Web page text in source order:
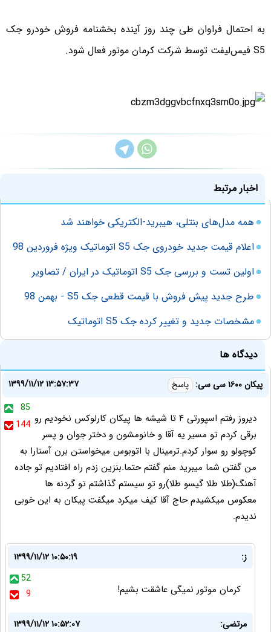
به احتمال فراوان طی چند روز آینده بخشنامه فروش خودرو جک
S5 فیس‌لیفت توسط شرکت کرمان موتور فعال شود.
اخبار مرتبط
همه مدل‌های بنتلی، هیبرید-الکتریکی خواهند شد
اعلام قیمت جدید خودروی جک S5 اتوماتیک ویژه فروردین 98
اولین تست و بررسی جک S5 اتوماتیک در ایران / تصاویر
طرح جدید پیش فروش با قیمت قطعی جک S5 - بهمن 98
مشخصات جدید و تغییر کرده جک S5 اتوماتیک
دیدگاه ها
پیکان ١۶٠٠ سی سی: پاسخ
۱۳۹۹/۱۱/۱۲ ۱۳:۵۷:۳۷
85
144 دیروز رفتم اسپورتی ۴ تا شیشه ها پیکان کارلوکس نخودیم رو
برقی کردم تو مسیر یه آقا و خانومشون و دختر جوان و پسر
کوچولو رو سوار کردم.ترمینال با اتوبوس میخواستن برن آستارا به
من گفتن شما میبرید منم گفتم حتما.بنزین زدم راه افتادیم تو جاده
آهنگ(طلا طلا گیسو طلا)رو تو سیستم گذاشتم تو گردنه ها
معکوس میکشیدم حاج آقا کیف میکرد میگفت پیکان به این خوبی
ندیدم.
ز:
۱۳۹۹/۱۱/۱۲ ۱۰:۵۰:۱۹
52
9
کرمان موتور نمیگی عاشقت بشیم!
مرتضی:
۱۳۹۹/۱۱/۱۲ ۱۰:۵۲:۰۷